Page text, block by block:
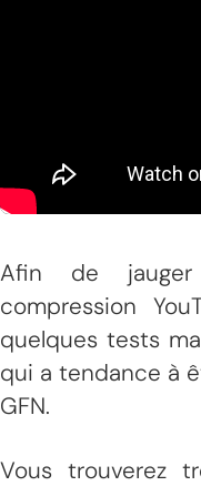
Afin de
compression
quelques tests
qui a tendance à
GFN.
Vous trouverez